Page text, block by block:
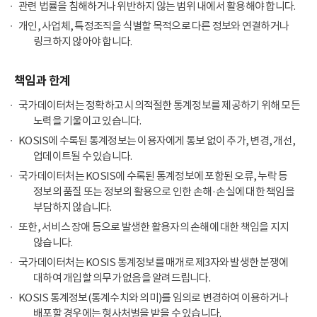
관련 법률을 침해하거나 위반하지 않는 범위 내에서 활용해야 합니다.
개인, 사업체, 특정조직을 식별할 목적으로 다른 정보와 연결하거나
링크하지 않아야 합니다.
책임과 한계
국가데이터처는 정확하고 시의적절한 통계정보를 제공하기 위해 모든
노력을 기울이고 있습니다.
KOSIS에 수록된 통계정보는 이용자에게 통보 없이 추가, 변경, 개선,
업데이트될 수 있습니다.
국가데이터처는 KOSIS에 수록된 통계정보에 포함된 오류, 누락 등
정보의 품질 또는 정보의 활용으로 인한 손해·손실에 대한 책임을
부담하지 않습니다.
또한, 서비스 장애 등으로 발생한 활용자의 손해에 대한 책임을 지지
않습니다.
국가데이터처는 KOSIS 통계정보를 매개로 제3자와 발생한 분쟁에
대하여 개입할 의무가 없음을 알려드립니다.
KOSIS 통계정보(통계수치와 의미)를 임의로 변경하여 이용하거나
배포할 경우에는 형사처벌을 받을 수 있습니다.